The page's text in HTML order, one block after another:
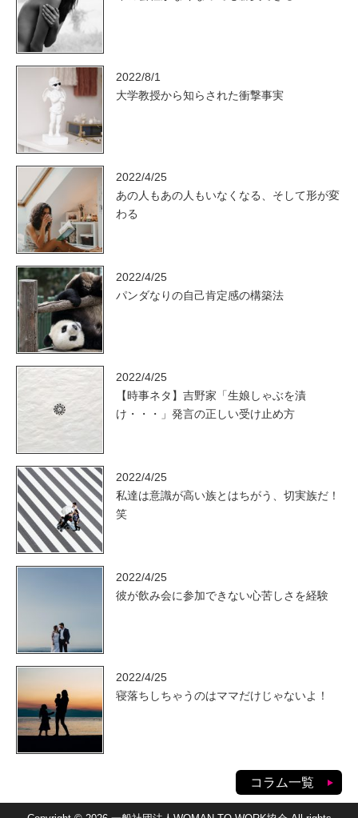
2022/8/1
大学教授から知らされた衝撃事実
2022/4/25
あの人もあの人もいなくなる、そして形が変
わる
2022/4/25
パンダなりの自己肯定感の構築法
2022/4/25
【時事ネタ】吉野家「生娘しゃぶを漬
け・・・」発言の正しい受け止め方
2022/4/25
私達は意識が高い族とはちがう、切実族だ！
笑
2022/4/25
彼が飲み会に参加できない心苦しさを経験
2022/4/25
寝落ちしちゃうのはママだけじゃないよ！
コラム一覧